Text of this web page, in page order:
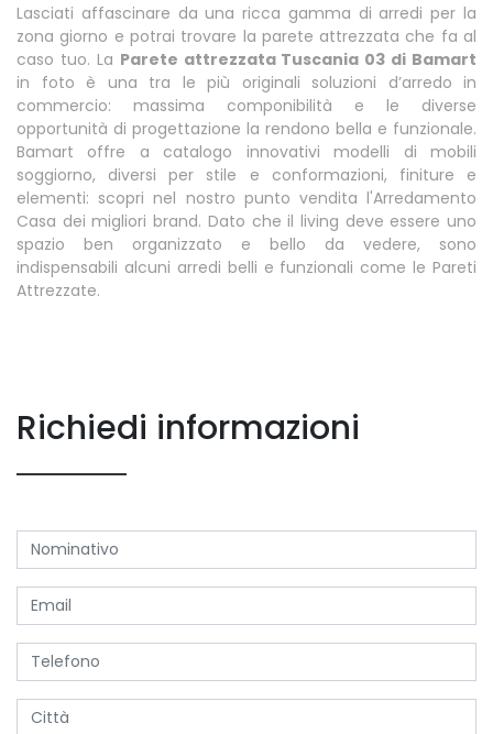
Lasciati affascinare da una ricca gamma di arredi per la
zona giorno e potrai trovare la parete attrezzata che fa al
caso tuo. La Parete attrezzata Tuscania 03 di Bamart
in foto è una tra le più originali soluzioni d’arredo in
commercio: massima componibilità e le diverse
opportunità di progettazione la rendono bella e funzionale.
Bamart offre a catalogo innovativi modelli di mobili
soggiorno, diversi per stile e conformazioni, finiture e
elementi: scopri nel nostro punto vendita l'Arredamento
Casa dei migliori brand. Dato che il living deve essere uno
spazio ben organizzato e bello da vedere, sono
indispensabili alcuni arredi belli e funzionali come le Pareti
Attrezzate.
Richiedi informazioni